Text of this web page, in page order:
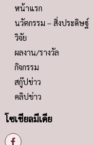
หน้าแรก
นวัตกรรม – สิ่งประดิษฐ์
วิจัย
ผลงาน/รางวัล
กิจกรรม
สกู๊ปข่าว
คลิปข่าว
โซเชียลมีเดีย